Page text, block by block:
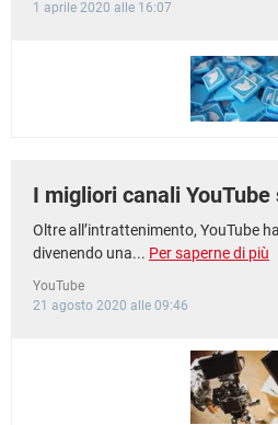
1 aprile 2020 alle 16:07
I migliori canali
Oltre all’intrattenimento, YouTube
divenendo una... Per saperne di più
YouTube
21 agosto 2020 alle 09:46